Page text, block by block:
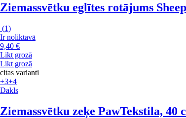
Ziemassvētku eglītes rotājums
(1)
Ir noliktavā
9,40 €
Likt grozā
Likt grozā
citas varianti
+3+4
Dakls
Ziemassvētku zeķe PawTekstila, 40